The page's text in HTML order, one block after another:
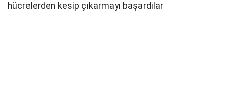
hücrelerden kesip çıkarmayı başardılar